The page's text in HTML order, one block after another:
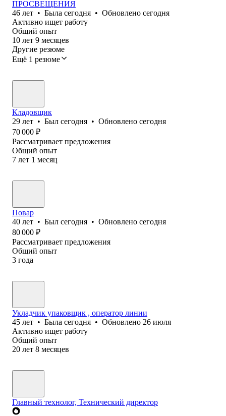
ПРОСВЕЩЕНИЯ
46 лет • Была сегодня • Обновлено сегодня
Активно ищет работу
Общий опыт
10 лет 9 месяцев
Другие резюме
Ещё 1 резюме
Кладовщик
29 лет • Был сегодня • Обновлено сегодня
70 000 ₽
Рассматривает предложения
Общий опыт
7 лет 1 месяц
Повар
40 лет • Был сегодня • Обновлено сегодня
80 000 ₽
Рассматривает предложения
Общий опыт
3 года
Укладчик упаковщик , оператор линии
45 лет • Была сегодня • Обновлено 26 июля
Активно ищет работу
Общий опыт
20 лет 8 месяцев
Главный технолог, Технический директор